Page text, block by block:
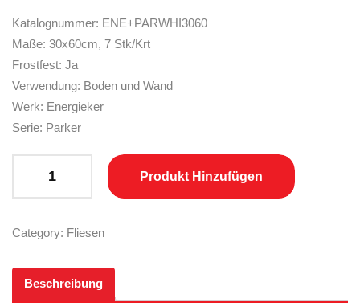
Katalognummer: ENE+PARWHI3060
Maße: 30x60cm, 7 Stk/Krt
Frostfest: Ja
Verwendung: Boden und Wand
Werk: Energieker
Serie: Parker
Energieker Parker White Rett. quantity
Produkt Hinzufügen
Category: Fliesen
Beschreibung